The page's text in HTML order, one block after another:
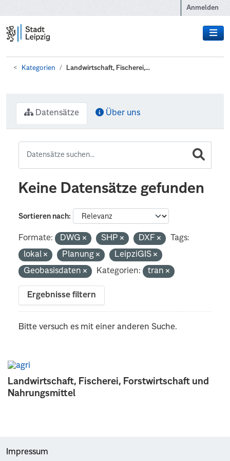
Anmelden
Kategorien Landwirtschaft, Fischerei,...
Landwirtschaft, Fischerei, Forstwirtschaft und
Nahrungsmittel
Datensätze Über uns
Keine Datensätze gefunden
Sortieren nach
Formate: DWG SHP DXF
Tags:
lokal
Planung
LeipziGIS
Geobasisdaten
Kategorien: tran
Ergebnisse filtern
Bitte versuch es mit einer anderen Suche.
Impressum